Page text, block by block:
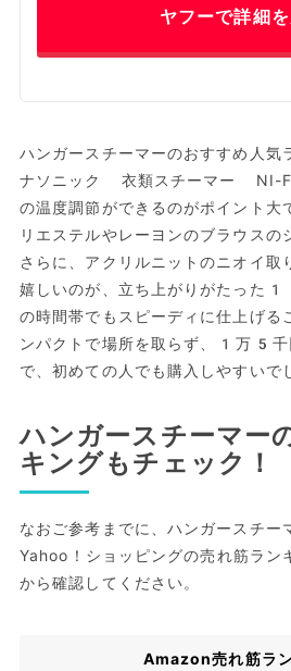
ヤフーで詳細
ハンガースチーマーのおすすめ人
ナソニック 衣類スチーマー
の温度調節ができるのがポイント大
リエステルやレーヨンのブラウスの
さらに、アクリルニットのニオイ取
嬉しいのが、立ち上がりがたった
の時間帯でもスピーディに仕上げる
ンパクトで場所を取らず、1万5千
で、初めての人でも購入しやすいで
ハンガースチーマー
キングもチェック！
なおご参考までに、ハンガースチー
Yahoo！ショッピングの売れ筋ラン
から確認してください。
Amazon売れ筋ラ